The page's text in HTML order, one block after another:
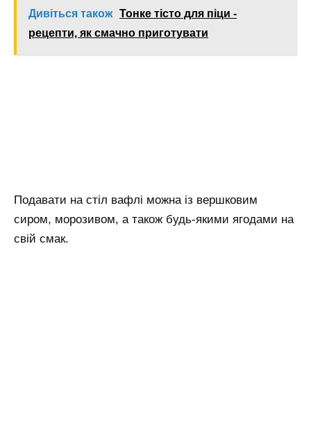
Дивіться також Тонке тісто для піци -
рецепти, як смачно приготувати
Подавати на стіл вафлі можна із вершковим
сиром, морозивом, а також будь-якими ягодами на
свій смак.